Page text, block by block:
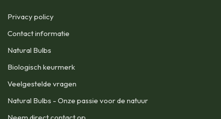
Privacy policy
Contact informatie
Natural Bulbs
Biologisch keurmerk
Veelgestelde vragen
Natural Bulbs - Onze passie voor de natuur